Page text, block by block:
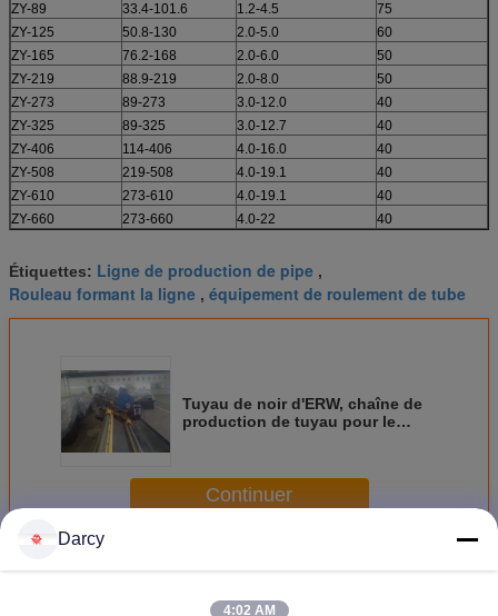
ZY-89
33.4-101.6 1.2-4.5
75
ZY-125
50.8-130 2.0-5.0
60
ZY-165
76.2-168 2.0-6.0
50
ZY-219
88.9-219 2.0-8.0
50
ZY-273
89-273 3.0-12.0
40
ZY-325
89-325 3.0-12.7
40
ZY-406
114-406 4.0-16.0
40
ZY-508
219-508 4.0-19.1
40
ZY-610
273-610 4.0-19.1
40
ZY-660
273-660 4.0-22 40
Étiquettes: Ligne de production de pipe ,
Rouleau formant la ligne , équipement de roulement de tube
Tuyau de noir d'ERW, chaîne de
production de tuyau pour le
Continuer
Chaîne de production de tuyau d'acier
Darcy
4:02 AM